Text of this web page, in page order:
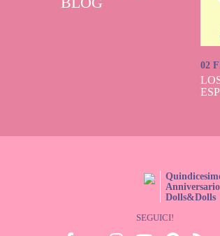
02
Anniversario
Dolls&Dolls
SEGUICI!